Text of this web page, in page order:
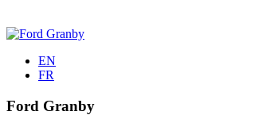
EN
FR
Ford Granby